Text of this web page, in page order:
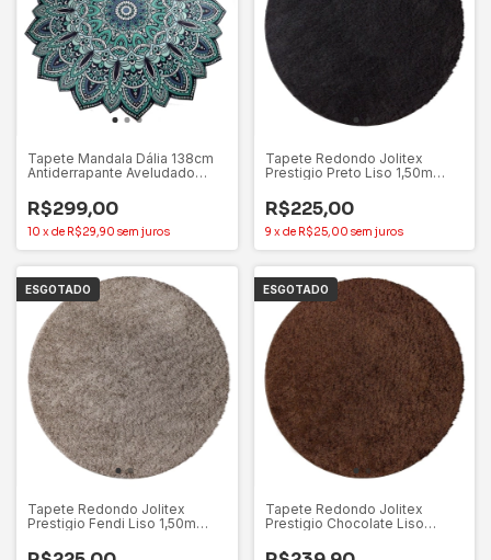
Tapete Mandala Dália 138cm
Antiderrapante Aveludado
R$299,00
10 x de R$29,90 sem juros
Tapete Redondo Jolitex
Prestigio Preto Liso 1,50m
R$225,00
9 x de R$25,00 sem juros
ESGOTADO
Tapete Redondo Jolitex
Prestigio Fendi Liso 1,50m
ESGOTADO
Tapete Redondo Jolitex
Prestigio Chocolate Liso